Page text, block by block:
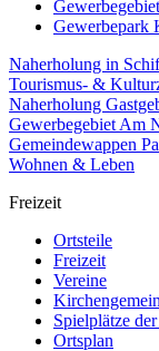
Gewerbepark
Naherholung in
Tourismus- &
Naherholung
Gewerbegebiet Am
Gemeindewappen
Wohnen & Leben
Freizeit
Ortsteile
Freizeit
Vereine
Spielplätze
Ortsplan